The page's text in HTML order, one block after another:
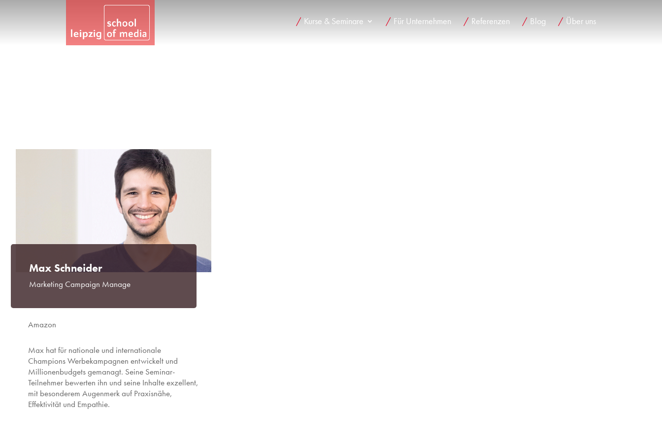
Kurse & Seminare Für Unternehmen Referenzen Blog Über uns
Max Schneider
Marketing Campaign Manage
Amazon
Max hat für nationale und internationale
Champions Werbekampagnen entwickelt und
Millionenbudgets gemanagt. Seine Seminar-
Teilnehmer bewerten ihn und seine Inhalte exzellent,
mit besonderem Augenmerk auf Praxisnähe,
Effektivität und Empathie.